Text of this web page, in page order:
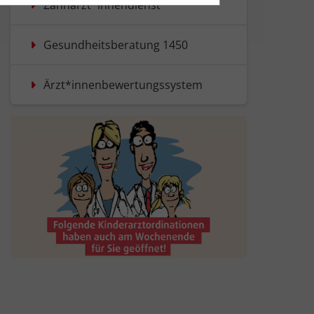
Zahnärzt*innendienst
Gesundheitsberatung 1450
Ärzt*innenbewertungssystem
Fall werden folgende Cookies
Informationen, wie
gespeichert werden